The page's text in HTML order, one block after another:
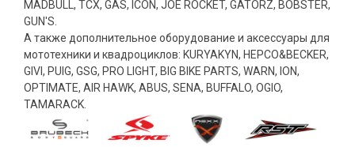
MADBULL, TCX, GAS, ICON, JOE ROCKET, GATORZ, BOBSTER,
GUN'S.
А также дополнительное оборудование и аксессуары для
мототехники и квадроциклов: KURYAKYN, HEPCO&BECKER,
GIVI, PUIG, GSG, PRO LIGHT, BIG BIKE PARTS, WARN, ION,
OPTIMATE, AIR HAWK, ABUS, SENA, BUFFALO, OGIO,
TAMARACK.